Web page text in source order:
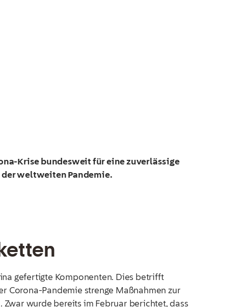
Krise bundesweit für eine zuverlässige
weltweiten Pandemie.
gefertigte Komponenten. Dies betrifft
Corona-Pandemie strenge Maßnahmen zur
wurde bereits im Februar berichtet, dass